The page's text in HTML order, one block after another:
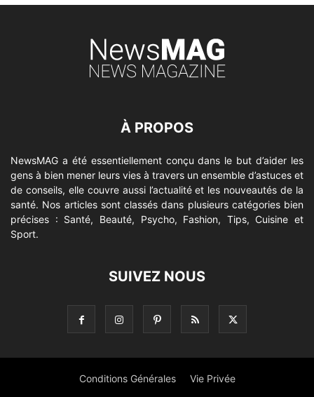
À PROPOS
NewsMAG a été essentiellement conçu dans le but d’aider les
gens à bien mener leurs vies à travers un ensemble d’astuces et
de conseils, elle couvre aussi l’actualité et les nouveautés de la
santé. Nos articles sont classés dans plusieurs catégories bien
précises : Santé, Beauté, Psycho, Fashion, Tips, Cuisine et
Sport.
SUIVEZ NOUS
Conditions Générales Vie Privée